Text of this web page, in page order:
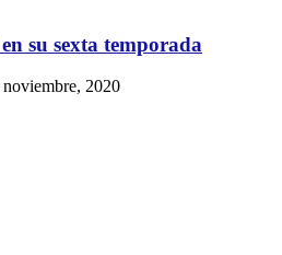
su sexta temporada
noviembre, 2020